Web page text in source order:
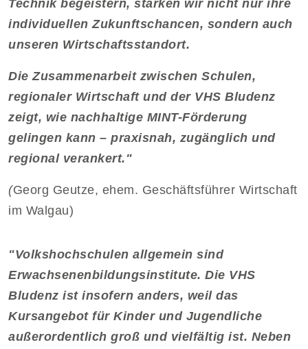
Technik begeistern, stärken wir nicht nur ihre
individuellen Zukunftschancen, sondern auch
unseren Wirtschaftsstandort.
Die Zusammenarbeit zwischen Schulen,
regionaler Wirtschaft und der VHS Bludenz
zeigt, wie nachhaltige MINT-Förderung
gelingen kann – praxisnah, zugänglich und
regional verankert."
(Georg Geutze, ehem. Geschäftsführer Wirtschaft
im Walgau)
"Volkshochschulen allgemein sind
Erwachsenenbildungsinstitute. Die VHS
Bludenz ist insofern anders, weil das
Kursangebot für Kinder und Jugendliche
außerordentlich groß und vielfältig ist. Neben